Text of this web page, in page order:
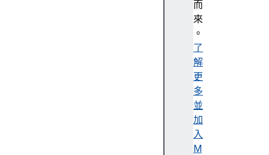
而
來
。
了
解
更
多
並
加
入
M